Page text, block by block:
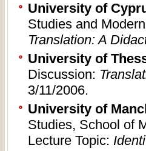
University of
Studies and
Translation: A
University of
Discussion:
3/11/2006.
University of
Studies, School of
Lecture Topic: